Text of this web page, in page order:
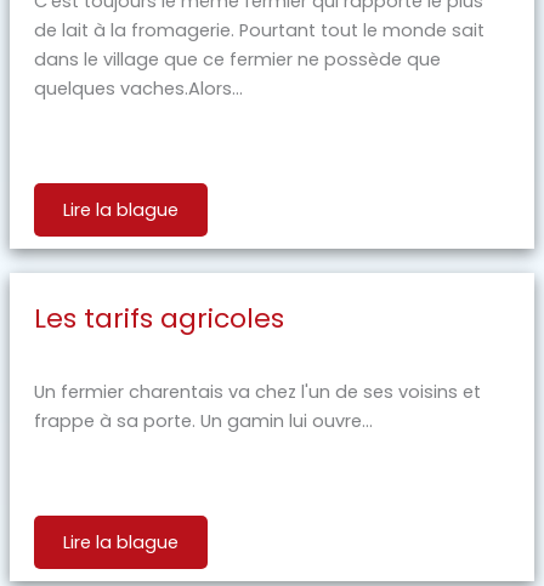
de lait à la fromagerie. Pourtant tout le monde sait
dans le village que ce fermier ne possède que
quelques vaches.Alors...
Lire la blague
Les tarifs agricoles
Un fermier charentais va chez l'un de ses voisins et
frappe à sa porte. Un gamin lui ouvre...
Lire la blague